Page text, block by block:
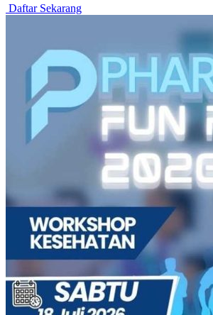
Daftar Sekarang